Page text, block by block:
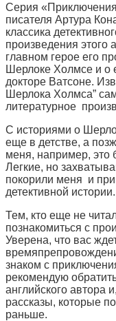
Серия
писателя Артура
классика
произведения
главном герое его
Шерлоке Холмсе и о
докторе Ватсоне.
Шерлока Холмса”
литературное
С историями о
еще в детстве, а
меня, например, это
Легкие, но
покорили меня и
детективной истории.
Тем, кто еще не
познакомиться с
Уверена, что вас
знаком с
рекомендую
английского автора
рассказы, которые
раньше.